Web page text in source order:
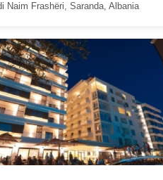
Naim Frashëri, Saranda, Albania